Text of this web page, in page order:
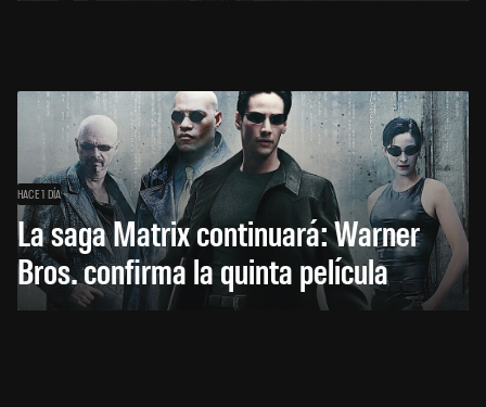
HACE 1 DÍA
La saga Matrix continuará: Warner
Bros. confirma la quinta película